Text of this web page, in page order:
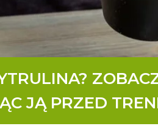
JĄ PRZED